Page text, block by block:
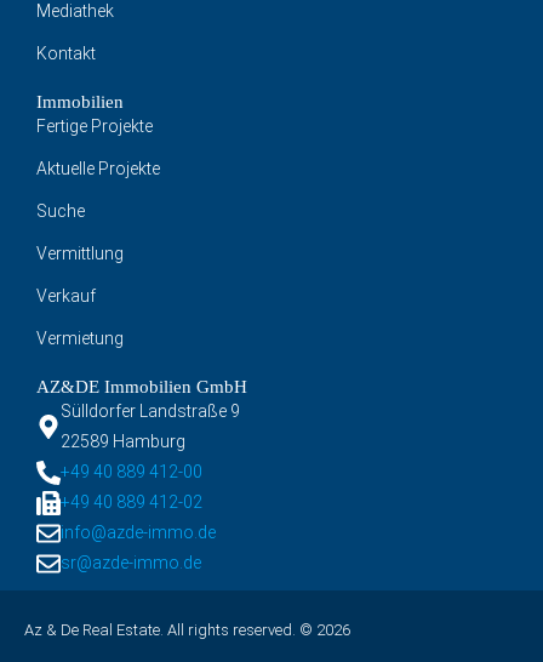
Mediathek
Kontakt
Immobilien
Fertige Projekte
Aktuelle Projekte
Suche
Vermittlung
Verkauf
Vermietung
AZ&DE Immobilien GmbH
Sülldorfer Landstraße 9
22589 Hamburg
+49 40 889 412-00
+49 40 889 412-02
info@azde-immo.de
sr@azde-immo.de
Az & De Real Estate. All rights reserved. © 2026